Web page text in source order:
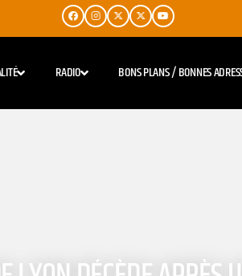
RADIO BONS PLANS / BONNES